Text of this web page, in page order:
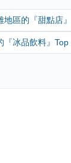
地區的『甜點店
『冰品飲料』Top